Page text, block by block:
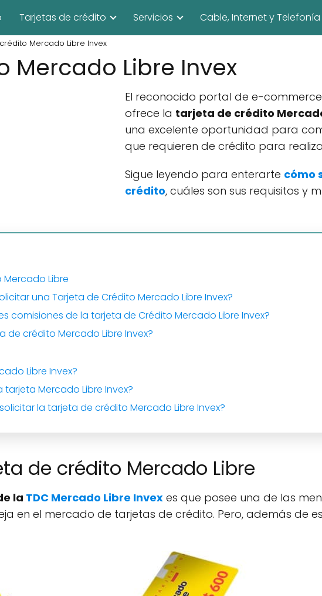
Tarjetas de crédito Servicios Cable, Internet y Telefonía
Mercado Libre Invex
Mercado Libre Invex
El reconocido portal de e-
ofrece la tarjeta de crédito
una excelente oportunidad para
que requieren de crédito para
Sigue leyendo para enterarte cómo
crédito, cuáles son sus requisitos y
Libre
una Tarjeta de Crédito Mercado Libre Invex?
comisiones de la tarjeta de Crédito Mercado Libre Invex?
de crédito Mercado Libre Invex?
Libre Invex?
Mercado Libre Invex?
la tarjeta de crédito Mercado Libre Invex?
de crédito Mercado Libre
la TDC Mercado Libre Invex es que posee una de las
en el mercado de tarjetas de crédito. Pero, además de